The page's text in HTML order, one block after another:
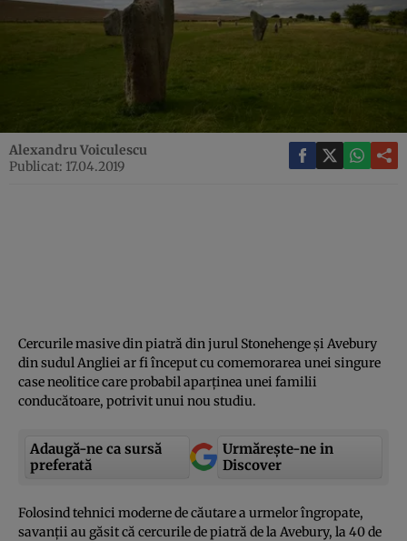
Alexandru Voiculescu
Publicat: 17.04.2019
Cercurile masive din piatră din jurul Stonehenge şi Avebury
din sudul Angliei ar fi început cu comemorarea unei singure
case neolitice care probabil aparţinea unei familii
conducătoare, potrivit unui nou studiu.
Adaugă-ne ca sursă
preferată
Urmărește-ne in
Discover
Folosind tehnici moderne de căutare a urmelor îngropate,
savanţii au găsit că cercurile de piatră de la Avebury, la 40 de